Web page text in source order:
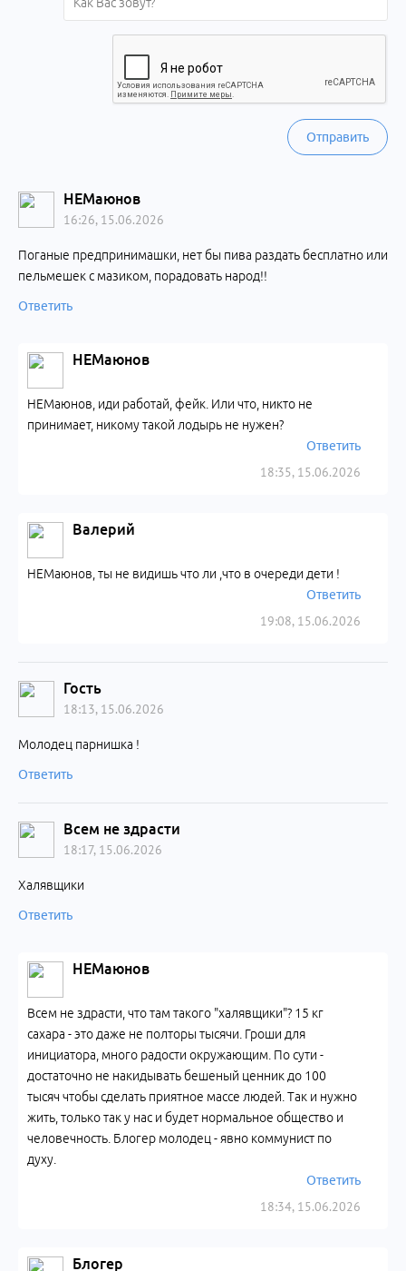
Отправить
НЕМаюнов
16:26, 15.06.2026
Поганые предпринимашки, нет бы пива раздать бесплатно или
пельмешек с мазиком, порадовать народ!!
Ответить
НЕМаюнов
18:35, 15.06.2026
НЕМаюнов, иди работай, фейк. Или что, никто не
принимает, никому такой лодырь не нужен?
Ответить
Валерий
19:08, 15.06.2026
НЕМаюнов, ты не видишь что ли ,что в очереди дети !
Ответить
Гость
18:13, 15.06.2026
Молодец парнишка !
Ответить
Всем не здрасти
18:17, 15.06.2026
Халявщики
Ответить
НЕМаюнов
18:34, 15.06.2026
Всем не здрасти, что там такого "халявщики"? 15 кг
сахара - это даже не полторы тысячи. Гроши для
инициатора, много радости окружающим. По сути -
достаточно не накидывать бешеный ценник до 100
тысяч чтобы сделать приятное массе людей. Так и нужно
жить, только так у нас и будет нормальное общество и
человечность. Блогер молодец - явно коммунист по
духу.
Ответить
Блогер